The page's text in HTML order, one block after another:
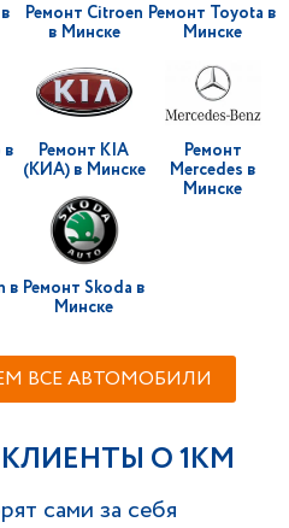
Ремонт Citroen
в Минске
Ремонт Toyota в
Минске
в
Ремонт KIA
(КИА) в Минске
Ремонт
Mercedes в
Минске
в Ремонт Skoda в
Минске
ВСЕ АВТОМОБИЛИ
О 1KM
сами за себя